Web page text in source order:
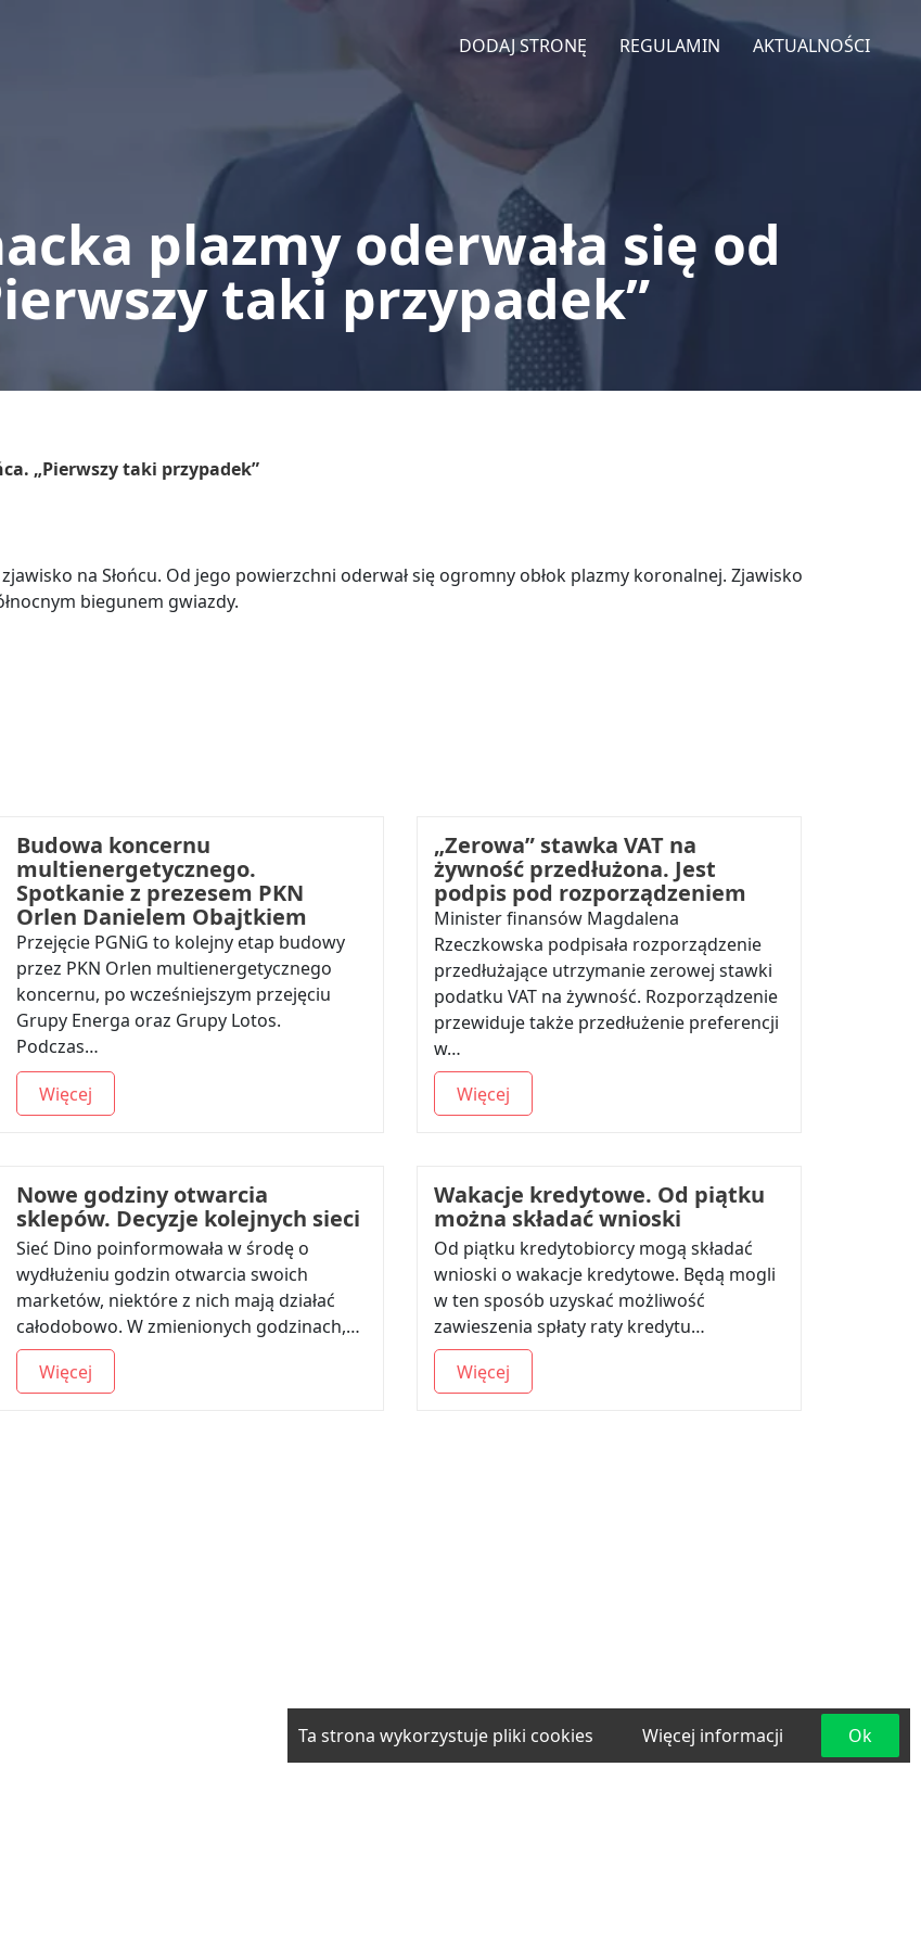
DODAJ STRONĘ REGULAMIN AKTUALNOŚCI
plazmy oderwała się od
taki przypadek”
„Pierwszy taki przypadek”
na Słońcu. Od jego powierzchni oderwał się ogromny obłok plazmy koronalnej. Zjawisko
biegunem gwiazdy.
Budowa koncernu
multienergetycznego.
Spotkanie z prezesem PKN
Orlen Danielem Obajtkiem
Przejęcie PGNiG to kolejny etap budowy
przez PKN Orlen multienergetycznego
koncernu, po wcześniejszym przejęciu
Grupy Energa oraz Grupy Lotos.
Podczas…
Więcej
„Zerowa” stawka VAT na
żywność przedłużona. Jest
podpis pod rozporządzeniem
Minister finansów Magdalena
Rzeczkowska podpisała rozporządzenie
przedłużające utrzymanie zerowej stawki
podatku VAT na żywność. Rozporządzenie
przewiduje także przedłużenie preferencji
w…
Więcej
Nowe godziny otwarcia
sklepów. Decyzje kolejnych sieci
Sieć Dino poinformowała w środę o
wydłużeniu godzin otwarcia swoich
marketów, niektóre z nich mają działać
całodobowo. W zmienionych godzinach,…
Więcej
Wakacje kredytowe. Od piątku
można składać wnioski
Od piątku kredytobiorcy mogą składać
wnioski o wakacje kredytowe. Będą mogli
w ten sposób uzyskać możliwość
zawieszenia spłaty raty kredytu…
Więcej
Ta strona wykorzystuje pliki cookies Więcej informacji Ok